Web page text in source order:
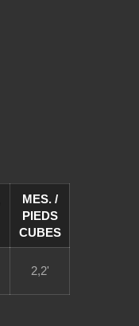
MES. /
PIEDS
CUBES
2,2'